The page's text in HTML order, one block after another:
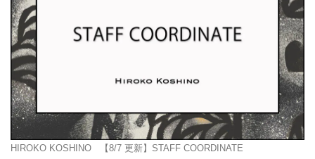
HIROKO KOSHINO 【8/7 更新】STAFF COORDINATE